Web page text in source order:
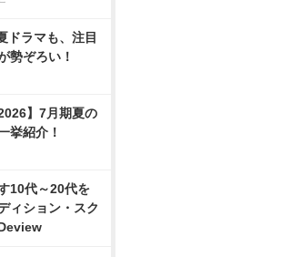
ドラマも、注目
勢ぞろい！
】7月期夏の
挙紹介！
10代～20代を
ィション・スク